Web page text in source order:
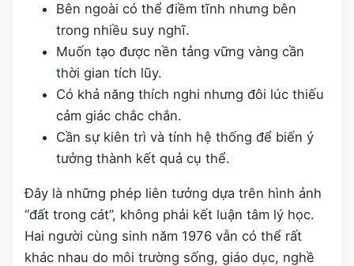
Bên ngoài có thể điềm tĩnh nhưng bên
trong nhiều suy nghĩ.
Muốn tạo được nền tảng vững vàng cần
thời gian tích lũy.
Có khả năng thích nghi nhưng đôi lúc thiếu
cảm giác chắc chắn.
Cần sự kiên trì và tính hệ thống để biến ý
tưởng thành kết quả cụ thể.
Đây là những phép liên tưởng dựa trên hình ảnh
“đất trong cát”, không phải kết luận tâm lý học.
Hai người cùng sinh năm 1976 vẫn có thể rất
khác nhau do môi trường sống, giáo dục, nghề